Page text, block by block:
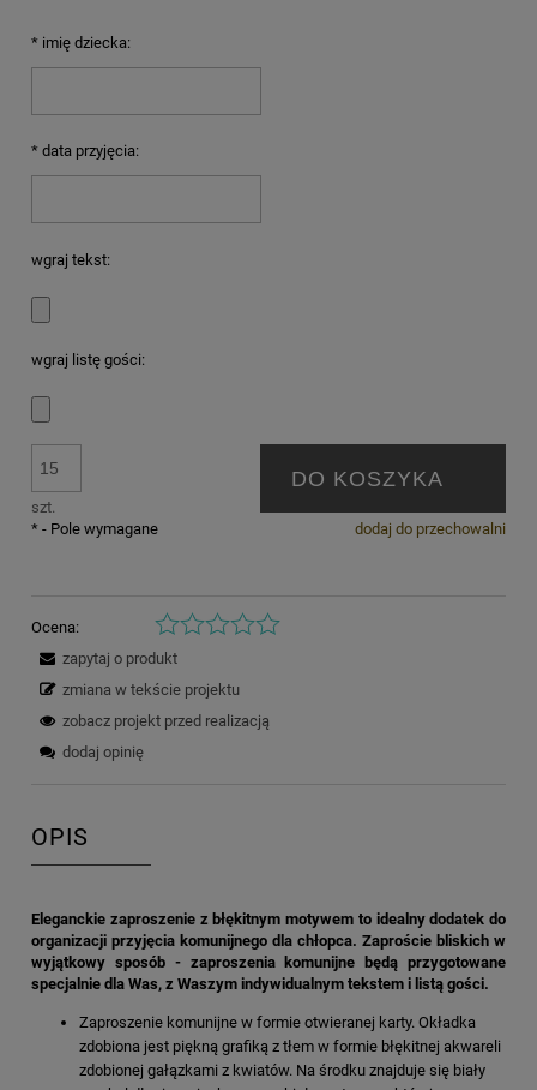
* imię dziecka:
* data przyjęcia:
wgraj tekst:
wgraj listę gości:
szt.
DO KOSZYKA
dodaj do przechowalni
* - Pole wymagane
Ocena:
zapytaj o produkt
zmiana w tekście projektu
zobacz projekt przed realizacją
dodaj opinię
OPIS
Eleganckie zaproszenie z błękitnym motywem to idealny dodatek do
organizacji przyjęcia komunijnego dla chłopca. Zaproście bliskich w
wyjątkowy sposób - zaproszenia komunijne będą przygotowane
specjalnie dla Was, z Waszym indywidualnym tekstem i listą gości.
Zaproszenie komunijne w formie otwieranej karty. Okładka
zdobiona jest piękną grafiką z tłem w formie błękitnej akwareli
zdobionej gałązkami z kwiatów. Na środku znajduje się biały